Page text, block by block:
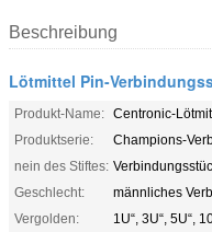
Beschreibung
Lötmittel Pin-
Produkt-Name: Centronic-
Produktserie:
Champions-
nein des Stiftes:
Geschlecht:
männliches
Vergolden:
1U“, 3U“, 5U“,